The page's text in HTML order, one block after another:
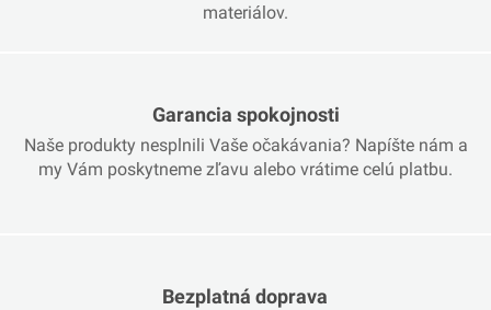
materiálov.
Garancia spokojnosti
Naše produkty nesplnili Vaše očakávania? Napíšte nám a
my Vám poskytneme zľavu alebo vrátime celú platbu.
Bezplatná doprava